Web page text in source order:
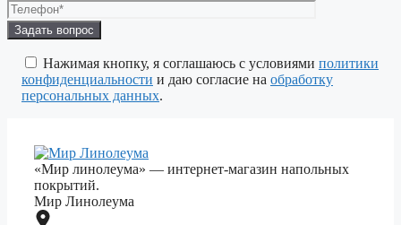
Оставьте
это
поле
пустым.
Нажимая кнопку, я соглашаюсь с условиями политики
конфиденциальности и даю согласие на обработку
персональных данных.
«Мир линолеума» — интернет-магазин напольных
покрытий.
Мир Линолеума